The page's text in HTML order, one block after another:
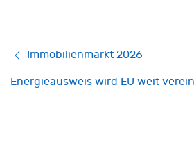
Immobilienmarkt 2026
Energieausweis wird EU weit